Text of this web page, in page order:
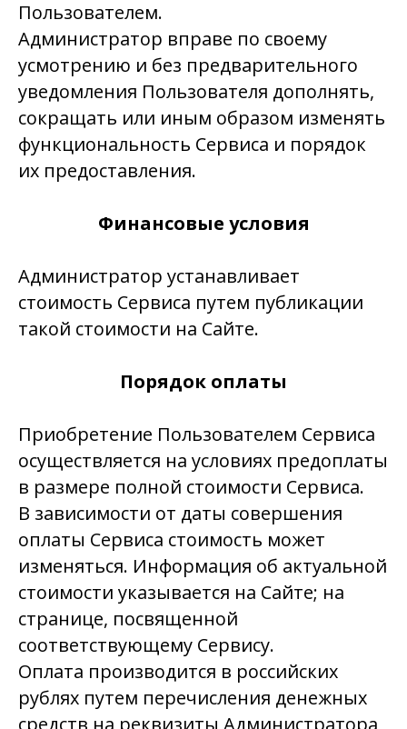
Пользователем.
Администратор вправе по своему
усмотрению и без предварительного
уведомления Пользователя дополнять,
сокращать или иным образом изменять
функциональность Сервиса и порядок
их предоставления.
Финансовые условия
Администратор устанавливает
стоимость Сервиса путем публикации
такой стоимости на Сайте.
Порядок оплаты
Приобретение Пользователем Сервиса
осуществляется на условиях предоплаты
в размере полной стоимости Сервиса.
В зависимости от даты совершения
оплаты Сервиса стоимость может
изменяться. Информация об актуальной
стоимости указывается на Сайте; на
странице, посвященной
соответствующему Сервису.
Оплата производится в российских
рублях путем перечисления денежных
средств на реквизиты Администратора,